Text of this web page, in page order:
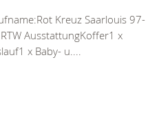
Kreuz Saarlouis 97-
AusstattungKoffer1 x
x Baby- u....